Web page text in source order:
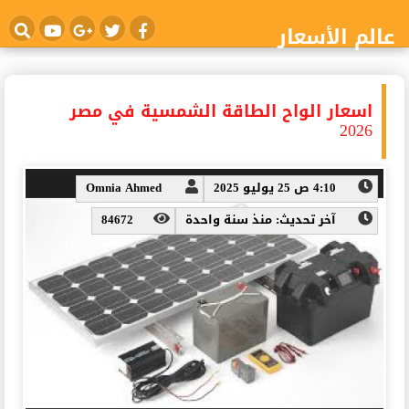
عالم الأسعار
اسعار الواح الطاقة الشمسية في مصر
2026
4:10 ص 25 يوليو 2025
Omnia Ahmed
آخر تحديث: منذ سنة واحدة
84672